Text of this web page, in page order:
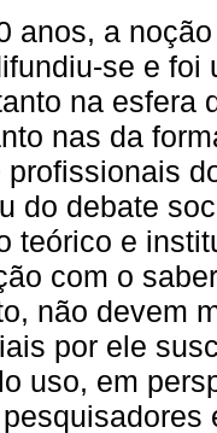
anos, a
se e foi
na esfera
nas da
profissionais
do debate
teórico e
com o
não devem
por ele
uso, em